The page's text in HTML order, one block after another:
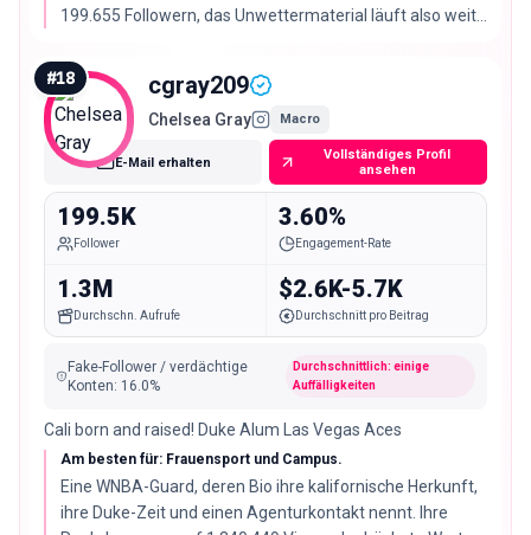
199.655 Followern, das Unwettermaterial läuft also weit
hinaus.
#18 cgray209
Chelsea Gray Macro
E-Mail erhalten
Vollständiges Profil
ansehen
199.5K
Follower
3.60%
Engagement-Rate
1.3M
Durchschn. Aufrufe
$2.6K-5.7K
Durchschnitt pro Beitrag
Fake-Follower / verdächtige
Konten: 16.0%
Durchschnittlich: einige
Auffälligkeiten
Cali born and raised! Duke Alum Las Vegas Aces
Am besten für: Frauensport und Campus.
Eine WNBA-Guard, deren Bio ihre kalifornische Herkunft,
ihre Duke-Zeit und einen Agenturkontakt nennt. Ihre